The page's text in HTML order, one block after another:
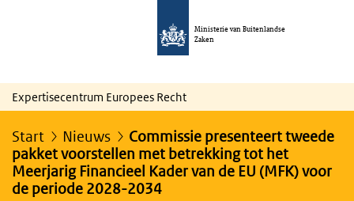
Ministerie van Buitenlandse
Zaken
Expertisecentrum Europees Recht
Start Nieuws
Commissie presenteert tweede
pakket voorstellen met betrekking tot het
Meerjarig Financieel Kader van de EU (MFK) voor
de periode 2028-2034